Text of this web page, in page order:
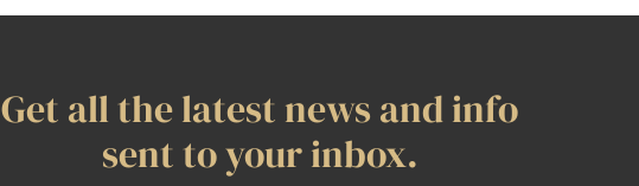
Get all the latest news and info
sent to your inbox.